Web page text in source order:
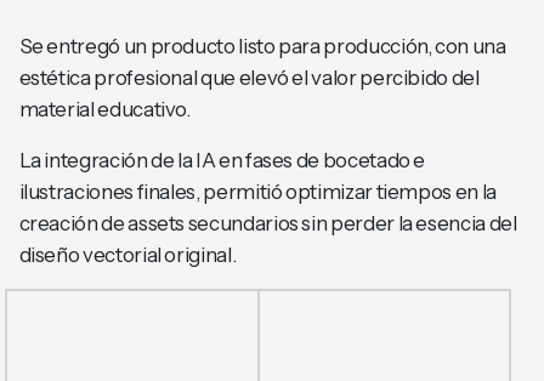
Se entregó un producto listo para producción, con una
estética profesional que elevó el valor percibido del
material educativo.
La integración de la IA en fases de bocetado e
ilustraciones finales, permitió optimizar tiempos en la
creación de assets secundarios sin perder la esencia del
diseño vectorial original.